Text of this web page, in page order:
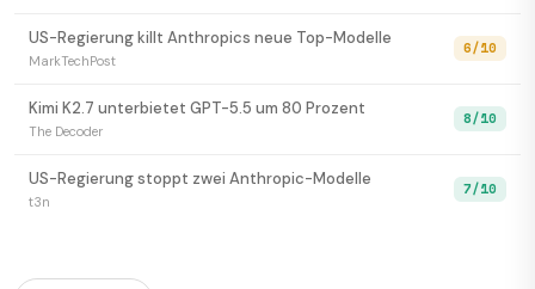
US-Regierung killt Anthropics neue Top-Modelle
MarkTechPost
6/10
Kimi K2.7 unterbietet GPT-5.5 um 80 Prozent
The Decoder
8/10
US-Regierung stoppt zwei Anthropic-Modelle
t3n
7/10